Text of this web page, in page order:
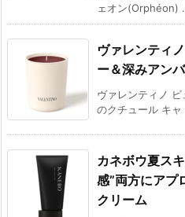
ェオン(Orphéon)
ヴァレンティ
ー＆深みアン
ヴァレンティノ
のクチュール キャ
カネボウ夏ス
感”両方にアプ
クリーム